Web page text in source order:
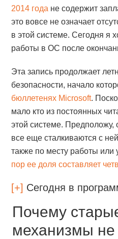
2014 года не содержит
это вовсе не означает
в этой системе. Сегодня я
работы в ОС после
Эта запись продолжает
безопасности, начало
бюллетенях Microsoft.
мало кто из постоянных
этой системе. Предположу,
все еще сталкиваются с
также по месту работы или
пор ее доля составляет
[+] Сегодня в
Почему
механизмы не